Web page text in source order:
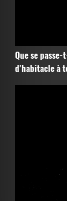
Que se
d'habitacle à